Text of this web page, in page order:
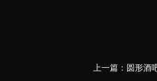
上一篇： 圆形酒